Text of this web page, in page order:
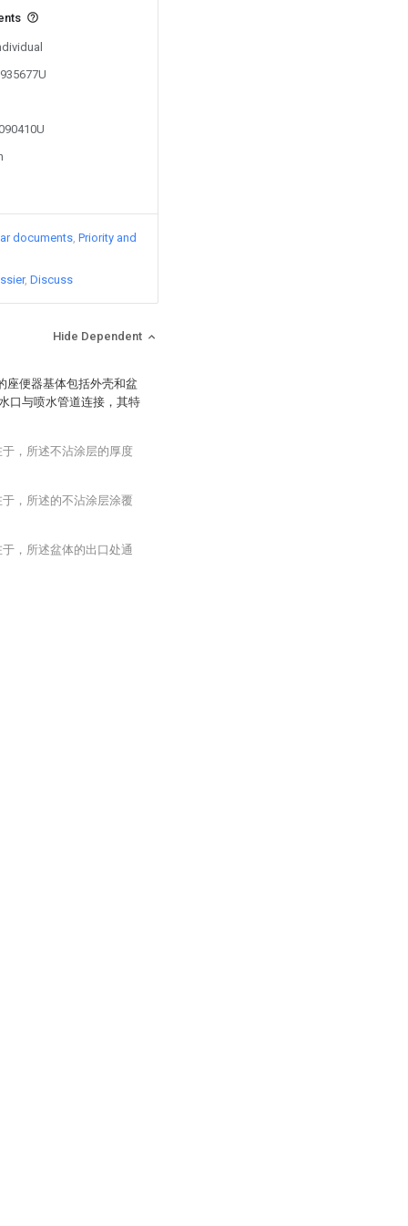
documents Priority and
Discuss
Hide Dependent
座便器基体包括外壳和盆
口与喷水管道连接，其特
，所述不沾涂层的厚度
，所述的不沾涂层涂覆
，所述盆体的出口处通